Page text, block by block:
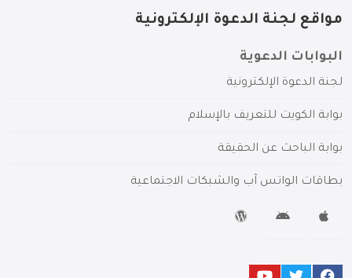
مواقع لجنة الدعوة الإلكترونية
البوابات الدعوية
لجنة الدعوة الإلكترونية
بوابة الكويت للتعريف بالإسلام
بوابة الباحث عن الحقيقة
بطاقات الواتس آب والشبكات الاجتماعية